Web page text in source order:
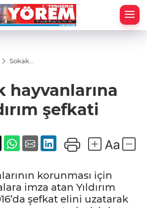
Sokak
şefkati
hayvanlarına
şefkati
korunması için
imza atan Yıldırım
şefkat elini uzatarak